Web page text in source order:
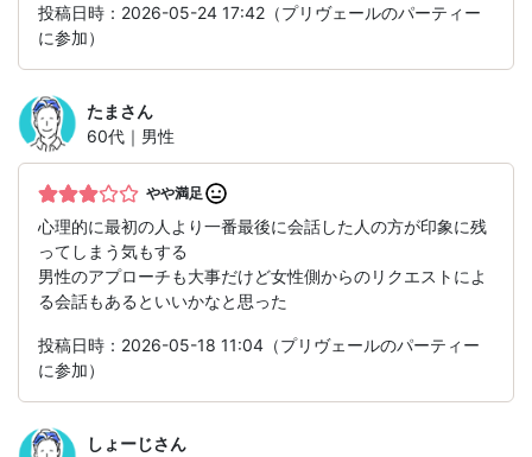
投稿日時：2026-05-24 17:42（プリヴェールのパーティー
に参加）
たま さん
60代｜男性
やや満足
心理的に最初の人より一番最後に会話した人の方が印象に残
ってしまう気もする
男性のアプローチも大事だけど女性側からのリクエストによ
る会話もあるといいかなと思った
投稿日時：2026-05-18 11:04（プリヴェールのパーティー
に参加）
しょーじさん